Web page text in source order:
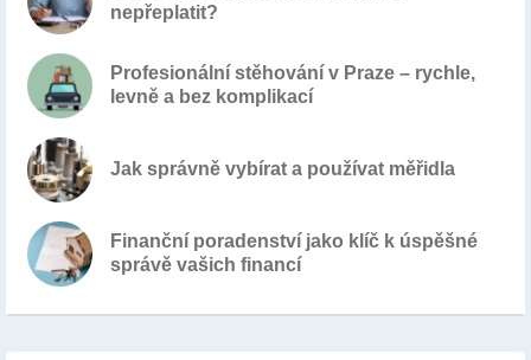
nepřeplatit?
Profesionální stěhování v Praze – rychle,
levně a bez komplikací
Jak správně vybírat a používat měřidla
Finanční poradenství jako klíč k úspěšné
správě vašich financí